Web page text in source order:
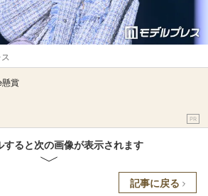
懸賞
PR
すると次の画像が表示されます
記事に戻る